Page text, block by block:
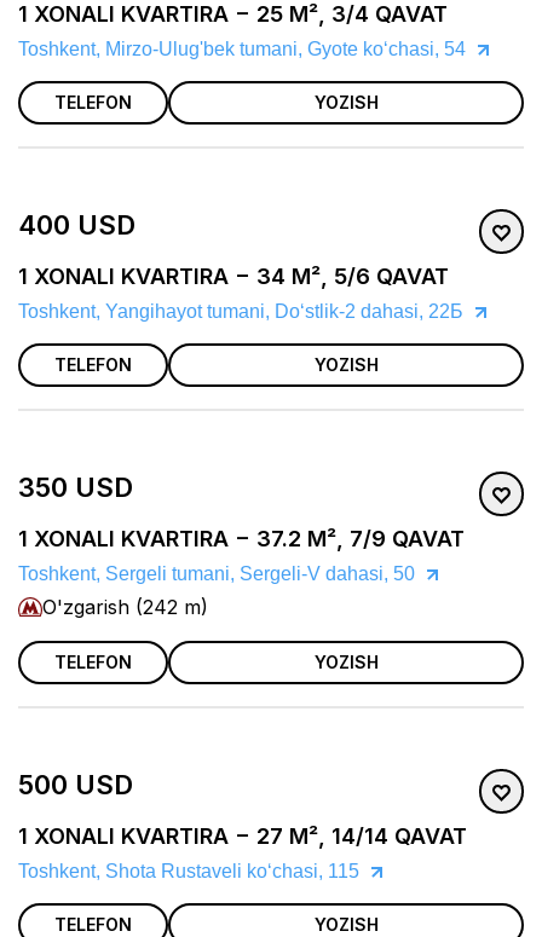
1 XONALI KVARTIRA − 25 M², 3/4 QAVAT
Toshkent, Mirzo-Ulug'bek tumani, Gyote koʻchasi, 54
TELEFON YOZISH
400 USD
1 XONALI KVARTIRA − 34 M², 5/6 QAVAT
Toshkent, Yangihayot tumani, Doʻstlik-2 dahasi, 22Б
TELEFON YOZISH
350 USD
1 XONALI KVARTIRA − 37.2 M², 7/9 QAVAT
Toshkent, Sergeli tumani, Sergeli-V dahasi, 50
O'zgarish (242 m)
TELEFON YOZISH
500 USD
1 XONALI KVARTIRA − 27 M², 14/14 QAVAT
Toshkent, Shota Rustaveli koʻchasi, 115
TELEFON YOZISH